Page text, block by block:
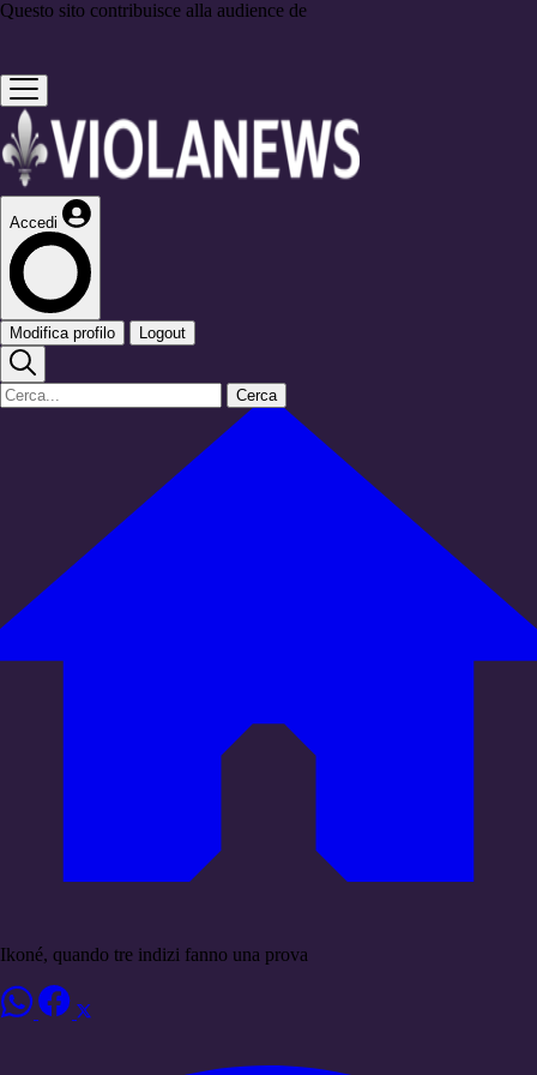
Questo sito contribuisce alla audience de
Accedi
Modifica profilo Logout
Cerca
Ikoné, quando tre indizi fanno una prova